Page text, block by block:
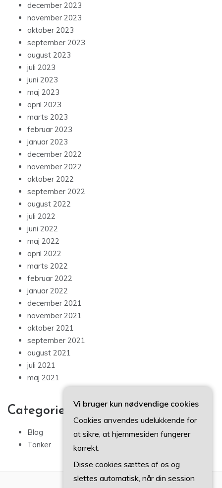
december 2023
november 2023
oktober 2023
september 2023
august 2023
juli 2023
juni 2023
maj 2023
april 2023
marts 2023
februar 2023
januar 2023
december 2022
november 2022
oktober 2022
september 2022
august 2022
juli 2022
juni 2022
maj 2022
april 2022
marts 2022
februar 2022
januar 2022
december 2021
november 2021
oktober 2021
september 2021
august 2021
juli 2021
maj 2021
Categories
Blog
Tanker
Vi bruger kun nødvendige cookies
Cookies anvendes udelukkende for
at sikre, at hjemmesiden fungerer
korrekt.
Disse cookies sættes af os og
slettes automatisk, når din session